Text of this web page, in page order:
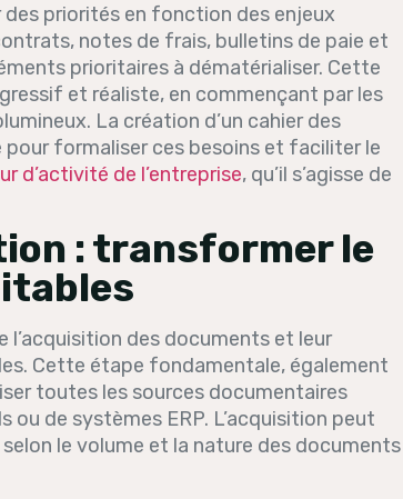
des priorités en fonction des enjeux
notes de frais, bulletins de paie et
prioritaires à dématérialiser. Cette
et réaliste, en commençant par les
La création d’un cahier des
formaliser ces besoins et faciliter le
d’activité de l’entreprise, qu’il s’agisse de
: transformer le
l’acquisition des documents et leur
Cette étape fondamentale, également
toutes les sources documentaires
ou de systèmes ERP. L’acquisition peut
le volume et la nature des documents